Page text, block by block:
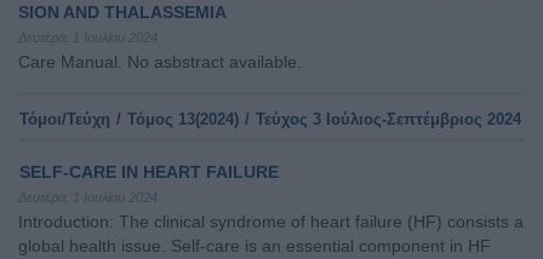
SION AND THALASSEMIA
Δευτέρα, 1 Ιουλίου 2024
Care Manual. No asbstract available.
Τόμοι/Τεύχη / Τόμος 13(2024) / Τεύχος 3 Ιούλιος-Σεπτέμβριος 2024
SELF-CARE IN HEART FAILURE
Δευτέρα, 1 Ιουλίου 2024
Introduction: The clinical syndrome of heart failure (HF) consists a
global health issue. Self-care is an essential component in HF